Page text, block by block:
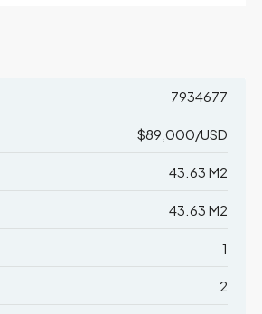
7934677
$89,000/USD
43.63 M2
43.63 M2
1
2